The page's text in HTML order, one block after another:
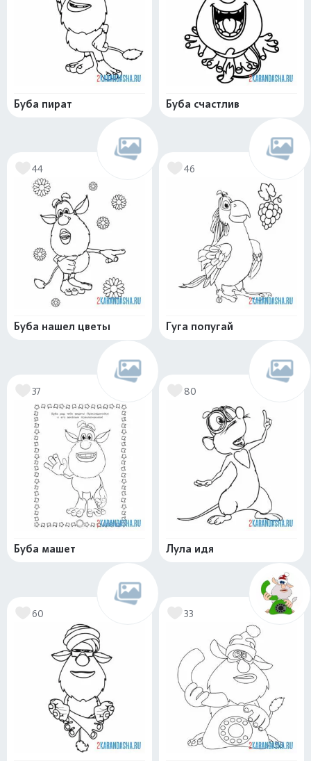
Буба пират Буба счастлив
44
Буба нашел цветы
46
Гуга попугай
37
Буба машет
80
Лула идя
60 33